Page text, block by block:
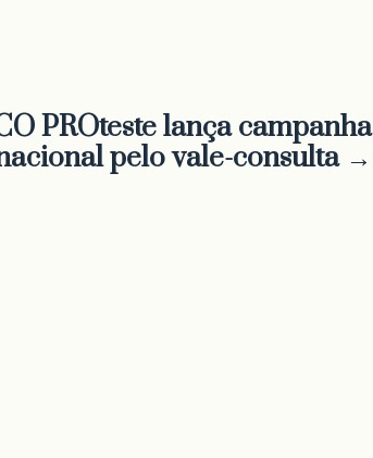
PROteste lança campanha
pelo vale-consulta →